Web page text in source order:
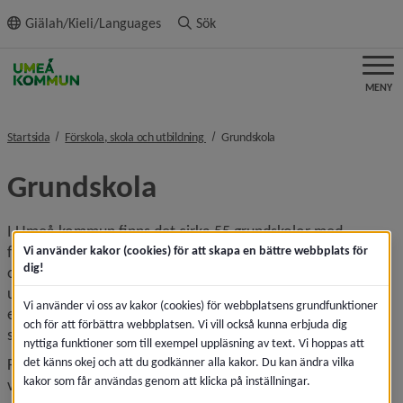
innehållet
Giälah/Kieli/Languages Sök
MENY
Startsida Förskola, skola och utbildning nivå i brödsmulenavigeringen
Grundskola
Grundskola
I Umeå kommun finns det cirka 55 grundskolor med
förskoleklass och varierade årskurser. Förskoleklass är
obligatoriskt för alla barn som har fyllt eller fyller sex år
under året. Elever folkbokförda i Umeå kommun som går i
en skola med nästkommande årskurs har rätt att gå kvar på
skolan enligt skollagen (10 kap 31 §).
Fritids erbjuds för barn i förskoleklass upp till och med
vårterminen det år då eleven fyller 13 år under den skolfria
Vi använder kakor (cookies) för att skapa en bättre webbplats för
dig!
Vi använder vi oss av kakor (cookies) för webbplatsens grundfunktioner
och för att förbättra webbplatsen. Vi vill också kunna erbjuda dig
nyttiga funktioner som till exempel uppläsning av text. Vi hoppas att
det känns okej och att du godkänner alla kakor. Du kan ändra vilka
kakor som får användas genom att klicka på inställningar.